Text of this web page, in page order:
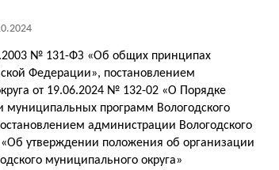
№ 131-ФЗ «Об общих принципах
Федерации», постановлением
от 19.06.2024 № 132-02 «О Порядке
муниципальных программ Вологодского
администрации Вологодского
утверждении положения об организации
муниципального округа»